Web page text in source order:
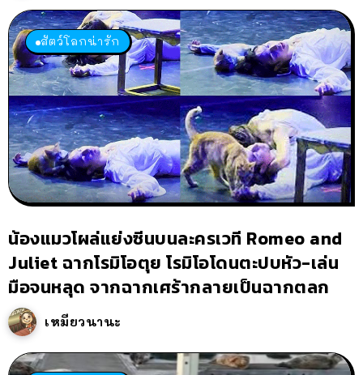
สัตว์โลกน่ารัก
น้องแมวโผล่แย่งซีนบนละครเวที Romeo and
Juliet ฉากโรมิโอตุย โรมิโอโดนตะปบหัว-เล่น
มือจนหลุด จากฉากเศร้ากลายเป็นฉากตลก
เหมียวนานะ